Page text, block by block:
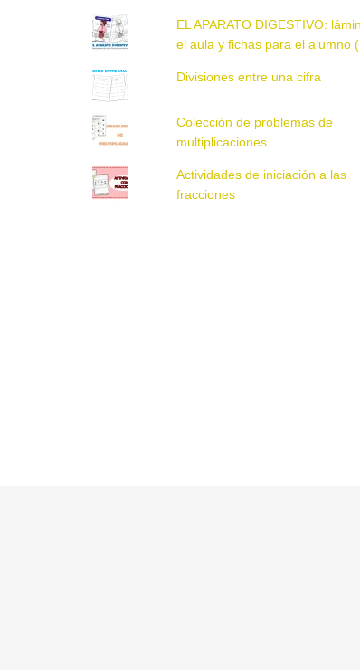
EL APARATO DIGESTIVO:
el aula y fichas para el alumno
Divisiones entre una cifra
Colección de problemas de
multiplicaciones
Actividades de iniciación a las
fracciones